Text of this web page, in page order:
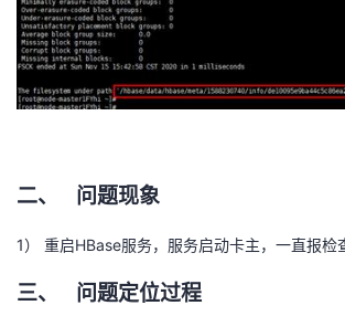
我
证
实
的
的
技
持
我
的
建
二、 问题现象
1） 重启HBase服务，服务启动卡主，一直报检
三、 问题定位过程